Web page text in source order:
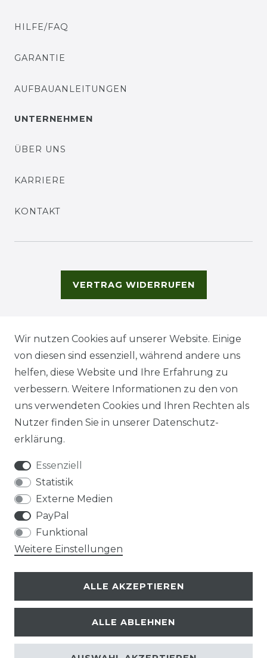
HILFE/FAQ
GARANTIE
AUFBAUANLEITUNGEN
UNTERNEHMEN
ÜBER UNS
KARRIERE
KONTAKT
VERTRAG WIDERRUFEN
© Copyright 2026 | Alle Rechte vorbehalten.
Wir nutzen Cookies auf unserer Website. Einige
von diesen sind essenziell, während andere uns
helfen, diese Website und Ihre Erfahrung zu
verbessern. Weitere Informationen zu den von
uns verwendeten Cookies und Ihren Rechten als
Nutzer finden Sie in unserer Daten­schutz­
erklärung.
Essenziell
Statistik
Externe Medien
PayPal
Funktional
Weitere Einstellungen
ALLE AKZEPTIEREN
ALLE ABLEHNEN